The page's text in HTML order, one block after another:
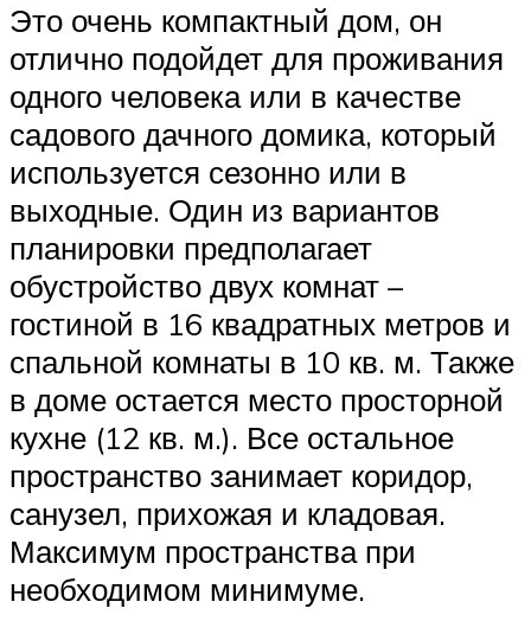
Это очень компактный дом, он
отлично подойдет для проживания
одного человека или в качестве
садового дачного домика, который
используется сезонно или в
выходные. Один из вариантов
планировки предполагает
обустройство двух комнат –
гостиной в 16 квадратных метров и
спальной комнаты в 10 кв. м. Также
в доме остается место просторной
кухне (12 кв. м.). Все остальное
пространство занимает коридор,
санузел, прихожая и кладовая.
Максимум пространства при
необходимом минимуме.